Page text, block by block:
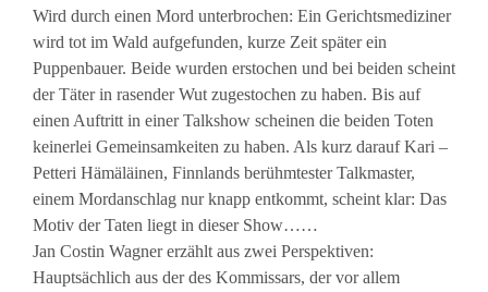
Wird durch einen Mord unterbrochen: Ein Gerichtsmediziner
wird tot im Wald aufgefunden, kurze Zeit später ein
Puppenbauer. Beide wurden erstochen und bei beiden scheint
der Täter in rasender Wut zugestochen zu haben. Bis auf
einen Auftritt in einer Talkshow scheinen die beiden Toten
keinerlei Gemeinsamkeiten zu haben. Als kurz darauf Kari –
Petteri Hämäläinen, Finnlands berühmtester Talkmaster,
einem Mordanschlag nur knapp entkommt, scheint klar: Das
Motiv der Taten liegt in dieser Show……
Jan Costin Wagner erzählt aus zwei Perspektiven:
Hauptsächlich aus der des Kommissars, der vor allem